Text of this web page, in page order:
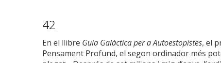
42
En el llibre Guia Galàctica per a Autoestopistes, el
Pensament Profund, el segon ordinador més